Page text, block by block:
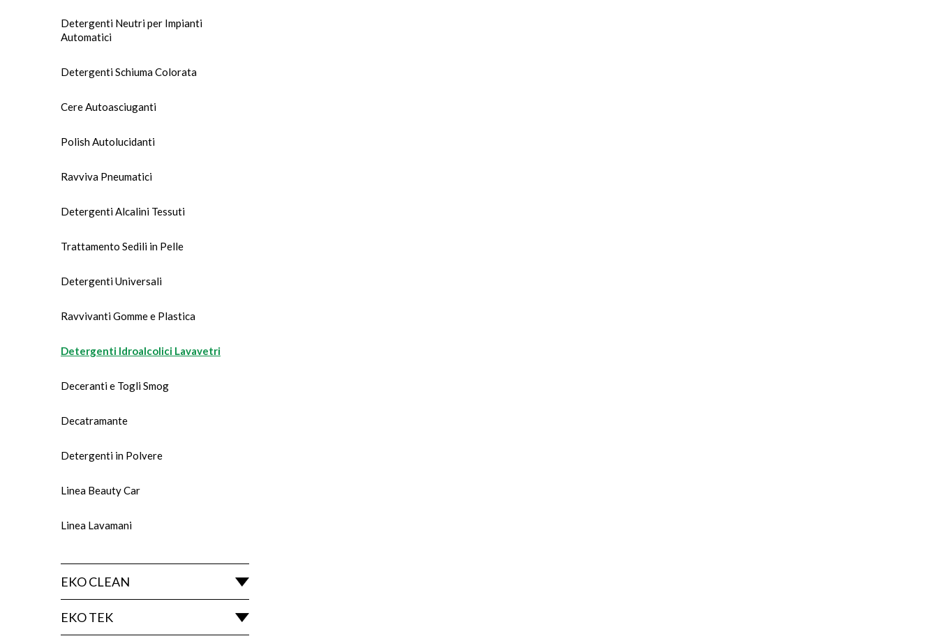
Detergenti Neutri per Impianti
Automatici
Detergenti Schiuma Colorata
Cere Autoasciuganti
Polish Autolucidanti
Ravviva Pneumatici
Detergenti Alcalini Tessuti
Trattamento Sedili in Pelle
Detergenti Universali
Ravvivanti Gomme e Plastica
Detergenti Idroalcolici Lavavetri
Deceranti e Togli Smog
Decatramante
Detergenti in Polvere
Linea Beauty Car
Linea Lavamani
EKO CLEAN
EKO TEK